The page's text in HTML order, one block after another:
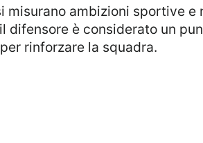
difensore è considerato un
rinforzare la squadra.